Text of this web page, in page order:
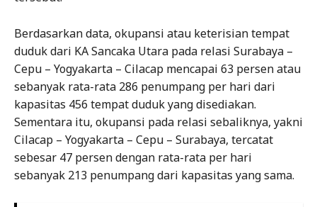
Berdasarkan data, okupansi atau keterisian tempat
duduk dari KA Sancaka Utara pada relasi Surabaya –
Cepu – Yogyakarta – Cilacap mencapai 63 persen atau
sebanyak rata-rata 286 penumpang per hari dari
kapasitas 456 tempat duduk yang disediakan.
Sementara itu, okupansi pada relasi sebaliknya, yakni
Cilacap – Yogyakarta – Cepu – Surabaya, tercatat
sebesar 47 persen dengan rata-rata per hari
sebanyak 213 penumpang dari kapasitas yang sama.